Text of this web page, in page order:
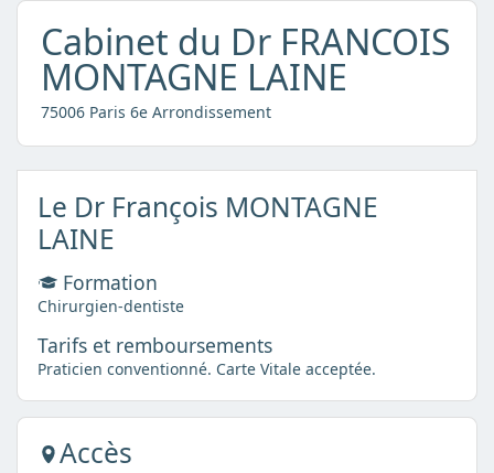
Cabinet du Dr FRANCOIS
MONTAGNE LAINE
75006 Paris 6e Arrondissement
Le Dr François MONTAGNE
LAINE
Formation
Chirurgien-dentiste
Tarifs et remboursements
Praticien conventionné. Carte Vitale acceptée.
Accès